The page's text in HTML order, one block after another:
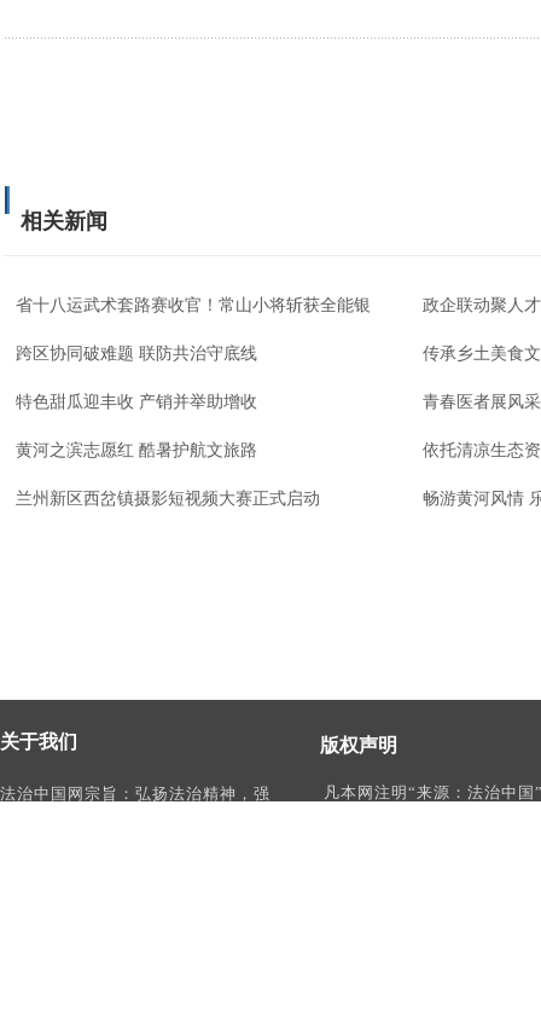
相关新闻
省十八运武术套路赛收官！常山小将斩获全能银 政企联动聚人
跨区协同破难题 联防共治守底线 传承乡土美食
特色甜瓜迎丰收 产销并举助增收 青春医者展风
黄河之滨志愿红 酷暑护航文旅路 依托清凉生态
兰州新区西岔镇摄影短视频大赛正式启动 畅游黄河风情
版权声明
凡本网注明“来源：法治中国
关于我们
法治中国网宗旨：弘扬法治精神，强